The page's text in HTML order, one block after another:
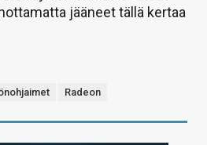
jääneet tällä kertaa
Radeon